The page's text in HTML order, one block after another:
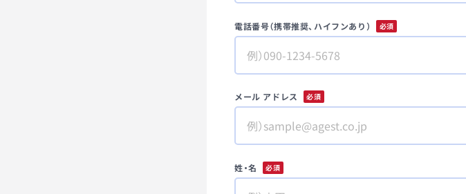
電話番号（携帯推奨、ハイフンあり）
メール アドレス
姓・名